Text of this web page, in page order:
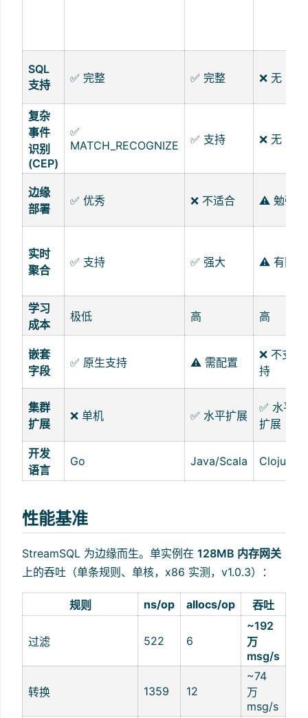
SQL
支持
✅ 完整 ✅ 完整 ❌ 无
复杂
事件
识别
(CEP)
✅
MATCH_RECOGNIZE
✅ 支持 ❌ 无
边缘
部署
✅ 优秀 ❌ 不适合 ⚠️ 勉强
实时
聚合
✅ 支持 ✅ 强大 ⚠️ 有限
学习
成本
极低 高 高
嵌套
字段
✅ 原生支持 ⚠️ 需配置
❌ 不支
持
集群
扩展
❌ 单机 ✅ 水平扩展
✅ 水平
扩展
开发
语言
Go Java/Scala Clojure
性能基准
StreamSQL 为边缘而生。单实例在 128MB 内存网关
上的吞吐（单条规则、单核，x86 实测，v1.0.3）：
规则 ns/op allocs/op 吞吐
过滤 522 6
~192
万
msg/s
转换 1359 12
~74
万
msg/s